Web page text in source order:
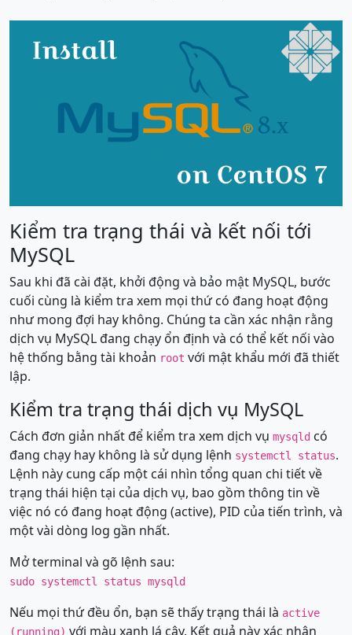
Kiểm tra trạng thái và kết nối tới
MySQL
Sau khi đã cài đặt, khởi động và bảo mật MySQL, bước
cuối cùng là kiểm tra xem mọi thứ có đang hoạt động
như mong đợi hay không. Chúng ta cần xác nhận rằng
dịch vụ MySQL đang chạy ổn định và có thể kết nối vào
hệ thống bằng tài khoản root với mật khẩu mới đã thiết
lập.
Kiểm tra trạng thái dịch vụ MySQL
Cách đơn giản nhất để kiểm tra xem dịch vụ mysqld có
đang chạy hay không là sử dụng lệnh systemctl status.
Lệnh này cung cấp một cái nhìn tổng quan chi tiết về
trạng thái hiện tại của dịch vụ, bao gồm thông tin về
việc nó có đang hoạt động (active), PID của tiến trình, và
một vài dòng log gần nhất.
Mở terminal và gõ lệnh sau:
sudo systemctl status mysqld
Nếu mọi thứ đều ổn, bạn sẽ thấy trạng thái là active
(running) với màu xanh lá cây. Kết quả này xác nhận